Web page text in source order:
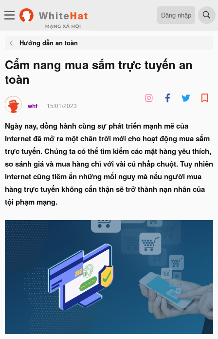
Đăng nhập
Hướng dẫn an toàn
Cẩm nang mua sắm trực tuyến an
toàn
whf 15/01/2023
Ngày nay, đồng hành cùng sự phát triển mạnh mẽ của
Internet đã mở ra một chân trời mới cho hoạt động mua sắm
trực tuyến. Chúng ta có thể tìm kiếm các mặt hàng yêu thích,
so sánh giá và mua hàng chỉ với vài cú nhấp chuột. Tuy nhiên
internet cũng tiềm ẩn những mối nguy mà nếu người mua
hàng trực tuyến không cẩn thận sẽ trở thành nạn nhân của
tội phạm mạng.